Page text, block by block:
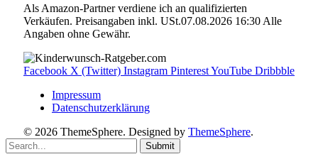
Als Amazon-Partner verdiene ich an qualifizierten
Verkäufen. Preisangaben inkl. USt.07.08.2026 16:30 Alle
Angaben ohne Gewähr.
Facebook X (Twitter) Instagram PinterestYouTube Dribbble
Impressum
Datenschutzerklärung
© 2026 ThemeSphere. Designed by ThemeSphere.
Submit